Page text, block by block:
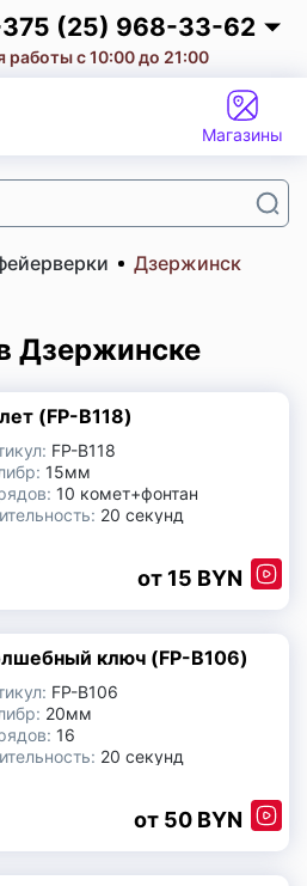
(25) 968-33-62
+375 (25) 968-33-62
+375 (29) 657-10-53
+375 (33) 660-07-57
работы с 10:00 до 21:00
Магазины
Дзержинск
Дзержинске
(FP-B118)
FP-B118
15мм
10 комет+фонтан
20 секунд
15 BYN
ключ (FP-B106)
FP-B106
20мм
16
20 секунд
50 BYN
салюты
Рождения
с фейерверком